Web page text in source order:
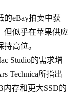
的eBay拍卖中获
但似乎在苹果供应
高位。
Studio的需求增
Technica所指出
内存和更大SSD的